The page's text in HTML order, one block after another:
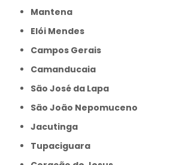
Mantena
Elói Mendes
Campos Gerais
Camanducaia
São José da Lapa
São João Nepomuceno
Jacutinga
Tupaciguara